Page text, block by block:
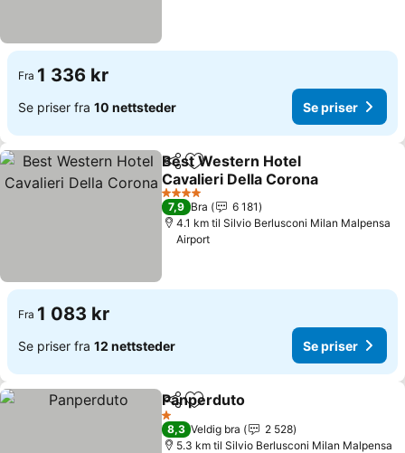
Fra 1 336 kr
Se priser fra 10 nettsteder Se priser
Del Legg til i favoritter
Best Western Hotel
Cavalieri Della Corona
Se priser
4 Stjerner
7,9 Bra
6 181
4.1 km til Silvio Berlusconi Milan Malpensa
Airport
Fra 1 083 kr
Se priser fra 12 nettsteder Se priser
Del Legg til i favoritter
Panperduto
1 Stjerner
8,3 Veldig bra
2 528
5.3 km til Silvio Berlusconi Milan Malpensa